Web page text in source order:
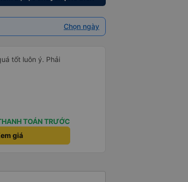
Chọn ngày
tốt luôn ý. Phải
TOÁN TRƯỚC
giá